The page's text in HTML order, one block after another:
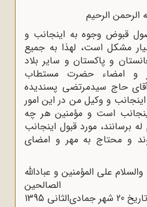
الرحمن الرحیم
قبوض وجوه به اینجانب و
مشکل است، لهذا به جمیع
و پاکستان و سایر بلاد
و امضاء حضرت مستطاب
حاج سیدمرتضی پسندیده
و وکیل من در این امور
است و مؤمنین هر چه
برسانند، مورد قبول اینجانب
و محتاج به مهر و امضای
المؤمنین و عبادالله‌
الصالحین
تاریخ 20 شهر جمادی‌الثانی 1395